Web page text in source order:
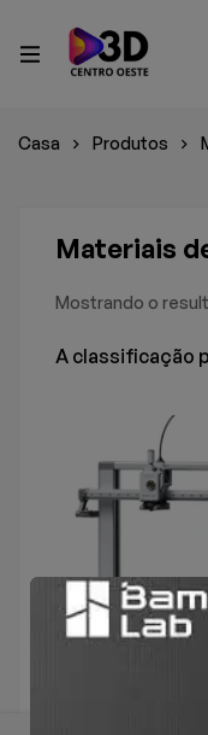
Casa Produtos
Materiais
Mostrando o
A classificação